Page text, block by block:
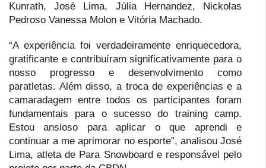
Kunrath, José Lima, Júlia Hernandez, Nickolas
Pedroso Vanessa Molon e Vitória Machado.
“A experiência foi verdadeiramente enriquecedora,
gratificante e contribuíram significativamente para o
nosso progresso e desenvolvimento como
paratletas. Além disso, a troca de experiências e a
camaradagem entre todos os participantes foram
fundamentais para o sucesso do training camp.
Estou ansioso para aplicar o que aprendi e
continuar a me aprimorar no esporte”, analisou José
Lima, atleta de Para Snowboard e responsável pelo